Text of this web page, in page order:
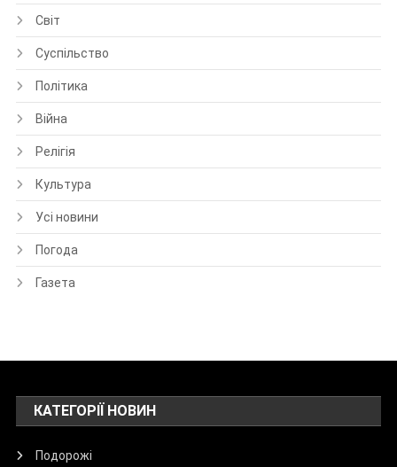
Світ
Суспільство
Політика
Війна
Релігія
Культура
Усі новини
Погода
Газета
КАТЕГОРІЇ НОВИН
Подорожі